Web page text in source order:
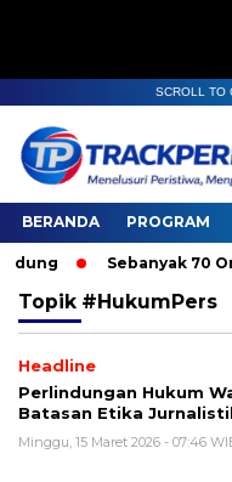
SCROLL TO
BERANDA PROGRAM
Sebanyak 70
Topik #HukumPers
Headline
Perlindungan Hukum
Batasan Etika
Minggu, 15 Maret 2026 - 07:46